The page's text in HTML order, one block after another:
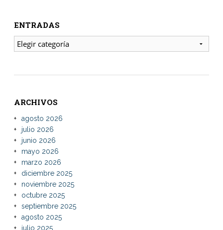
ENTRADAS
ENTRADAS
ARCHIVOS
agosto 2026
julio 2026
junio 2026
mayo 2026
marzo 2026
diciembre 2025
noviembre 2025
octubre 2025
septiembre 2025
agosto 2025
julio 2025